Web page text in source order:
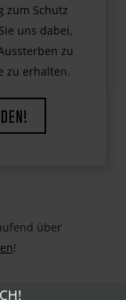
zum Schutz
uns dabei,
zu
zu erhalten.
über
!